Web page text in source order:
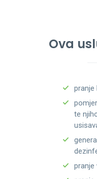
Ova
pranje
te
pranje